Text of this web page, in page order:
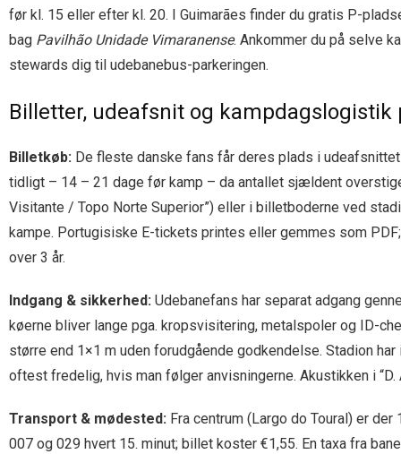
før kl. 15 eller efter kl. 20. I Guimarães finder du gratis P-
bag Pavilhão Unidade Vimaranense. Ankommer du på selve
stewards dig til udebanebus-parkeringen.
Billetter, udeafsnit og kampdagslogistik
Billetkøb: De fleste danske fans får deres plads i
tidligt – 14 – 21 dage før kamp – da antallet sjældent
Visitante / Topo Norte Superior”) eller i billetboderne ved
kampe. Portugisiske E-tickets printes eller gemmes som
over 3 år.
Indgang & sikkerhed: Udebanefans har separat adgang
køerne bliver lange pga. kropsvisitering, metalspoler og ID-
større end 1×1 m uden forudgående godkendelse. Stadion
oftest fredelig, hvis man følger anvisningerne. Akustikken i
Transport & mødested: Fra centrum (Largo do Toural) er
007 og 029 hvert 15. minut; billet koster €1,55. En taxa fra